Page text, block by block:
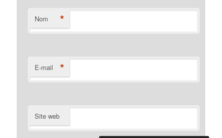
Nom *
E-mail *
Site web